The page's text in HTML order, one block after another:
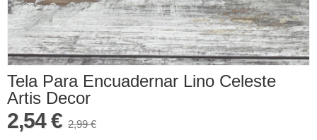
Tela Para Encuadernar Lino Celeste
Artis Decor
2,54 € 2,99 €